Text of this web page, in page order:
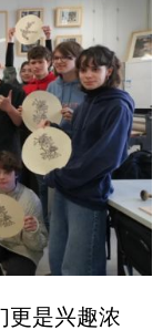
是兴趣浓